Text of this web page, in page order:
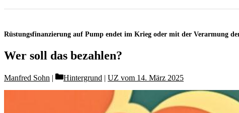
Rüstungsfinanzierung auf Pump endet im Krieg oder mit der Verarmung
Wer soll das bezahlen?
Manfred Sohn Categories
Hintergrund | UZ vom 14. März 2025